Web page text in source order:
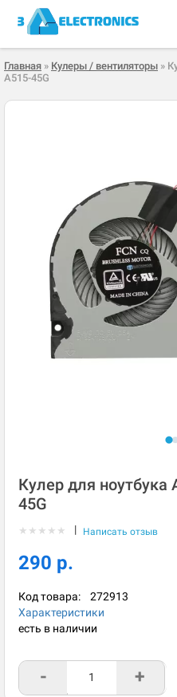
Главная » Кулеры / вентиляторы »
A515-45G
Кулер для ноутбука
45G
★ ★ ★ ★ ★ | Написать отзыв
290 р.
Код товара: 272913
Характеристики
есть в наличии
- +